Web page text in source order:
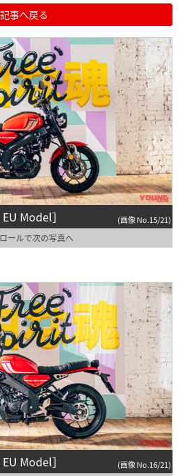
記事へ戻る
Model］ (画像 No.15/21)
ールで次の写真へ
Model］ (画像 No.16/21)